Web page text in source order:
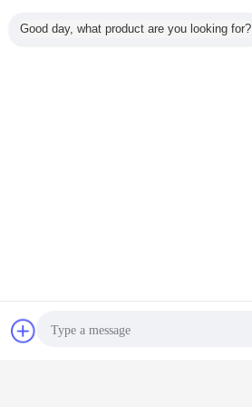
Bavarder
Good day, what product are you looking for?